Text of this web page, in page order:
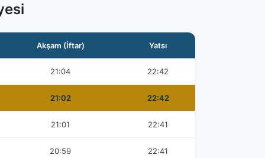
Akşam (İftar) Yatsı
21:04 22:42
21:02 22:42
21:01 22:41
20:59 22:41